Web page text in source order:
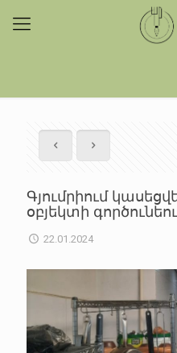
Գյումրիում
օբյեկտի
22.01.2024